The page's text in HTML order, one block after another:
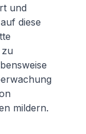
und
diese
mildern.